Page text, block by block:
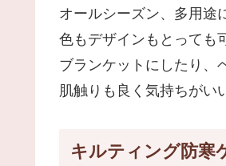
オールシーズン、多用途
色もデザインもとっても
ブランケットにしたり、
肌触りも良く気持ちがい
キルティング防寒